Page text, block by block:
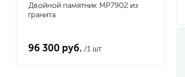
Двойной памятник MP7902 из
гранита
96 300 руб. /1 шт